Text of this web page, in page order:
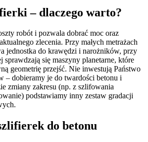
– dlaczego warto?
robót i pozwala dobrać moc oraz
zlecenia. Przy małych metrażach
jednostka do krawędzi i narożników, przy
sprawdzają się maszyny planetarne, które
geometrię przejść. Nie inwestują Państwo
– dobieramy je do twardości betonu i
zmiany zakresu (np. z szlifowania
podstawiamy inny zestaw gradacji
do betonu